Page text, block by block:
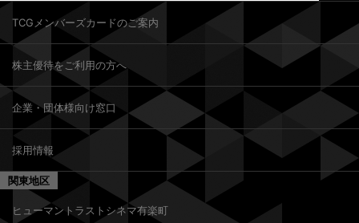
TCGメンバーズカードのご案内
株主優待をご利用の方へ
企業・団体様向け窓口
採用情報
関東地区
ヒューマントラストシネマ有楽町